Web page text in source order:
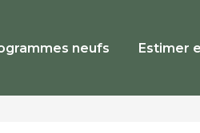
neufs Estimer